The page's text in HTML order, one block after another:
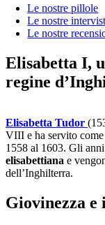
Le nostre pillole
Le nostre
Le nostre
Elisabetta I,
regine
Elisabetta Tudor
VIII e ha servito come
1558 al 1603. Gli
elisabettiana e
dell’Inghilterra.
Giovinezza e